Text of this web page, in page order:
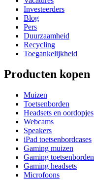
Investeerders
Blog
Pers
Duurzaamheid
Recycling
Toegankelijkheid
Producten kopen
Muizen
Toetsenborden
Headsets en oordopjes
Webcams
Speakers
iPad toetsenbordcases
Gaming muizen
Gaming toetsenborden
Gaming headsets
Microfoons